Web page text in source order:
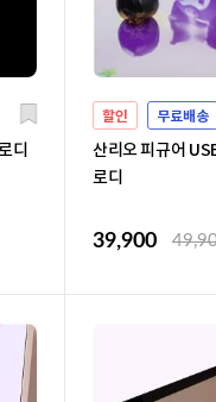
디
할인 무료배송
산리오 피규어
로디
39,900